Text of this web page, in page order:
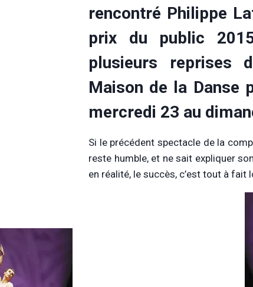
rencontré Philippe
prix du public
plusieurs reprises
Maison de la Danse
mercredi 23 au
Si le précédent spectacle de la
reste humble, et ne sait expliquer
en réalité, le succès, c’est tout à